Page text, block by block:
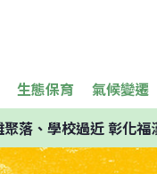
生態保育 氣候變遷
落、學校過近 彰化